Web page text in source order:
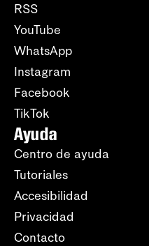
RSS
YouTube
WhatsApp
Instagram
Facebook
TikTok
Ayuda
Centro de ayuda
Tutoriales
Accesibilidad
Privacidad
Contacto